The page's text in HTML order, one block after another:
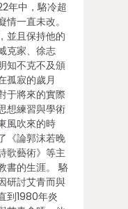
年中，駱冷超
一直未改。
並且保持他的
克家、徐志
知不克不及頒
孤寂的歲月
于將來的實際
想練習與學術
風吹來的時
《論郭沫若晚
歌藝術》等主
書的生涯。 駱
研討艾青而與
到1980年炎